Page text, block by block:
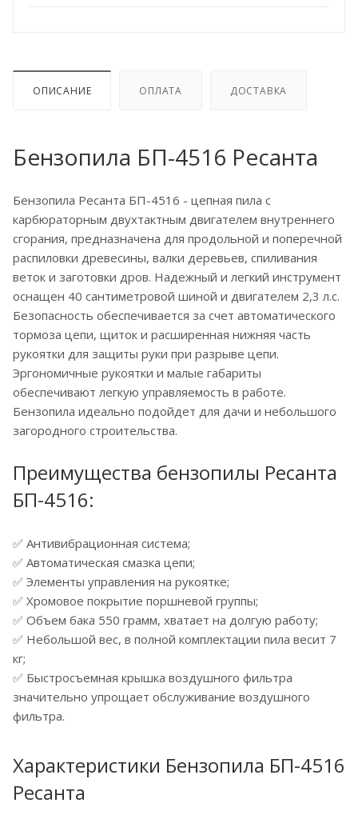
ОПИСАНИЕ ОПЛАТА ДОСТАВКА
Бензопила БП-4516 Ресанта
Бензопила Ресанта БП-4516 - цепная пила с
карбюраторным двухтактным двигателем внутреннего
сгорания, предназначена для продольной и поперечной
распиловки древесины, валки деревьев, спиливания
веток и заготовки дров. Надежный и легкий инструмент
оснащен 40 сантиметровой шиной и двигателем 2,3 л.с.
Безопасность обеспечивается за счет автоматического
тормоза цепи, щиток и расширенная нижняя часть
рукоятки для защиты руки при разрыве цепи.
Эргономичные рукоятки и малые габариты
обеспечивают легкую управляемость в работе.
Бензопила идеально подойдет для дачи и небольшого
загородного строительства.
Преимущества бензопилы Ресанта
БП-4516:
✅ Антивибрационная система;
✅ Автоматическая смазка цепи;
✅ Элементы управления на рукоятке;
✅ Хромовое покрытие поршневой группы;
✅ Объем бака 550 грамм, хватает на долгую работу;
✅ Небольшой вес, в полной комплектации пила весит 7
кг;
✅ Быстросъемная крышка воздушного фильтра
значительно упрощает обслуживание воздушного
фильтра.
Характеристики Бензопила БП-4516
Ресанта